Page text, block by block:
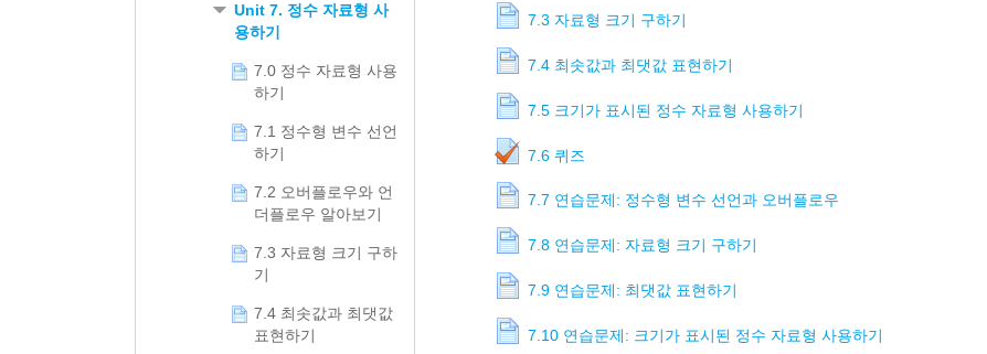
7.3 자료형 크기 구하기
7.4 최솟값과 최댓값 표현하기
7.5 크기가 표시된 정수 자료형 사용하기
7.6 퀴즈
7.7 연습문제: 정수형 변수 선언과 오버플로우
7.8 연습문제: 자료형 크기 구하기
7.9 연습문제: 최댓값 표현하기
7.10 연습문제: 크기가 표시된 정수 자료형 사용하기
Unit 7. 정수 자료형 사
용하기
7.0 정수 자료형 사용
하기
7.1 정수형 변수 선언
하기
7.2 오버플로우와 언
더플로우 알아보기
7.3 자료형 크기 구하
기
7.4 최솟값과 최댓값
표현하기